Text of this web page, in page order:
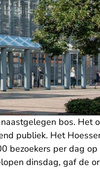
bos. Het
publiek. Het
bezoekers per dag op
dinsdag, gaf de